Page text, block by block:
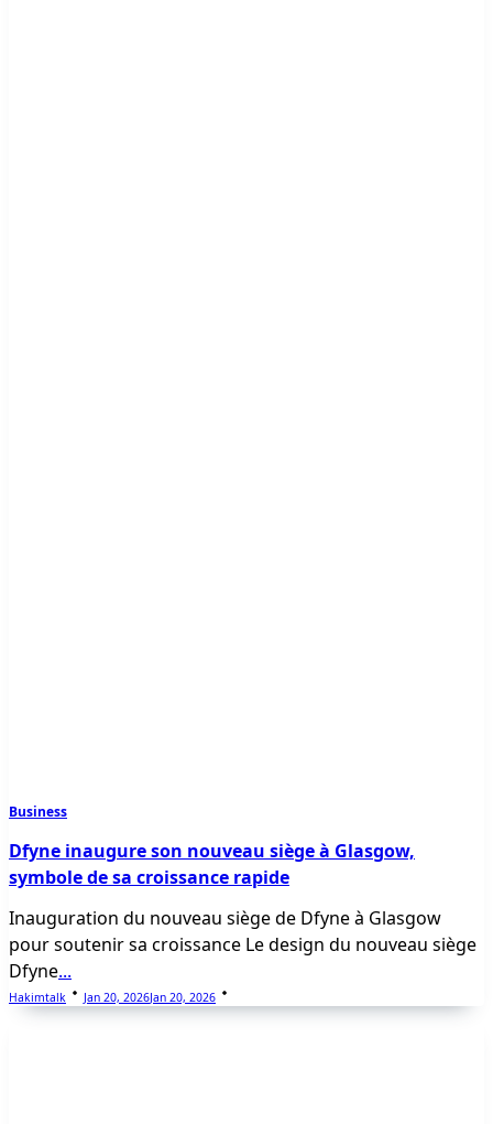
Business
Dfyne inaugure son nouveau siège à Glasgow,
symbole de sa croissance rapide
Inauguration du nouveau siège de Dfyne à Glasgow
pour soutenir sa croissance Le design du nouveau siège
Dfyne...
Hakimtalk Jan 20, 2026Jan 20, 2026